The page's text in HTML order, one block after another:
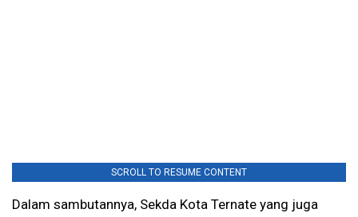
SCROLL TO RESUME CONTENT
Dalam sambutannya, Sekda Kota Ternate yang juga